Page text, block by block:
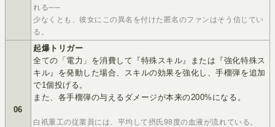
れる──
少なくとも、彼女にこの異名を付けた匿名のファンはそう信じてい
る。
06
起爆トリガー
全ての「電力」を消費して『特殊スキル』または『強化特殊ス
キル』を発動した場合、スキルの効果を強化し、手榴弾を追加
で1個投げる。
また、各手榴弾の与えるダメージが本来の200%になる。
白祇重工の従業員には、平均して摂氏98度の血液が流れている。